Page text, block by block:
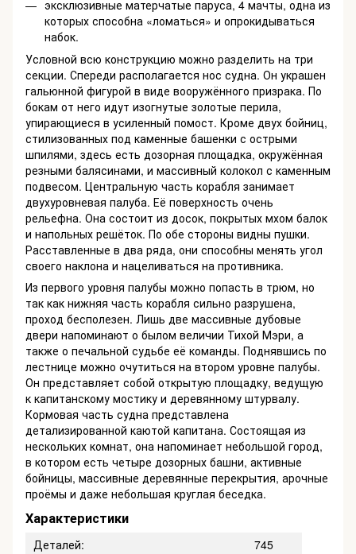
эксклюзивные матерчатые паруса, 4 мачты, одна из
которых способна «ломаться» и опрокидываться
набок.
Условной всю конструкцию можно разделить на три
секции. Спереди располагается нос судна. Он украшен
гальюнной фигурой в виде вооружённого призрака. По
бокам от него идут изогнутые золотые перила,
упирающиеся в усиленный помост. Кроме двух бойниц,
стилизованных под каменные башенки с острыми
шпилями, здесь есть дозорная площадка, окружённая
резными балясинами, и массивный колокол с каменным
подвесом. Центральную часть корабля занимает
двухуровневая палуба. Её поверхность очень
рельефна. Она состоит из досок, покрытых мхом балок
и напольных решёток. По обе стороны видны пушки.
Расставленные в два ряда, они способны менять угол
своего наклона и нацеливаться на противника.
Из первого уровня палубы можно попасть в трюм, но
так как нижняя часть корабля сильно разрушена,
проход бесполезен. Лишь две массивные дубовые
двери напоминают о былом величии Тихой Мэри, а
также о печальной судьбе её команды. Поднявшись по
лестнице можно очутиться на втором уровне палубы.
Он представляет собой открытую площадку, ведущую
к капитанскому мостику и деревянному штурвалу.
Кормовая часть судна представлена
детализированной каютой капитана. Состоящая из
нескольких комнат, она напоминает небольшой город,
в котором есть четыре дозорных башни, активные
бойницы, массивные деревянные перекрытия, арочные
проёмы и даже небольшая круглая беседка.
Характеристики
Деталей:
745